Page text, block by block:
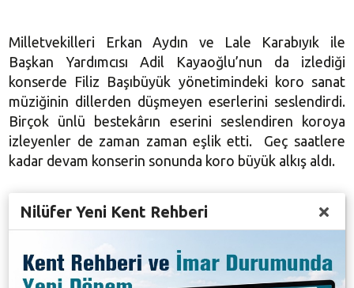
Milletvekilleri Erkan Aydın ve Lale Karabıyık ile
Başkan Yardımcısı Adil Kayaoğlu’nun da izlediği
konserde Filiz Başıbüyük yönetimindeki koro sanat
müziğinin dillerden düşmeyen eserlerini seslendirdi.
Birçok ünlü bestekârın eserini seslendiren koroya
izleyenler de zaman zaman eşlik etti. Geç saatlere
kadar devam konserin sonunda koro büyük alkış aldı.
Gecenin sonunda Nilüfer Belediye Başkan Yardımcısı
Adil Kayaoğlu, Nilüfer Türk Sanat Müziği Korosu
adına şef Filiz Başıbüyük’e çiçek vererek kutladı.
Nilüfer Yeni Kent Rehberi